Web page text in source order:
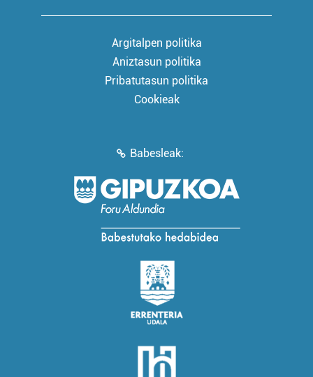
Argitalpen politika
Aniztasun politika
Pribatutasun politika
Cookieak
Babesleak: